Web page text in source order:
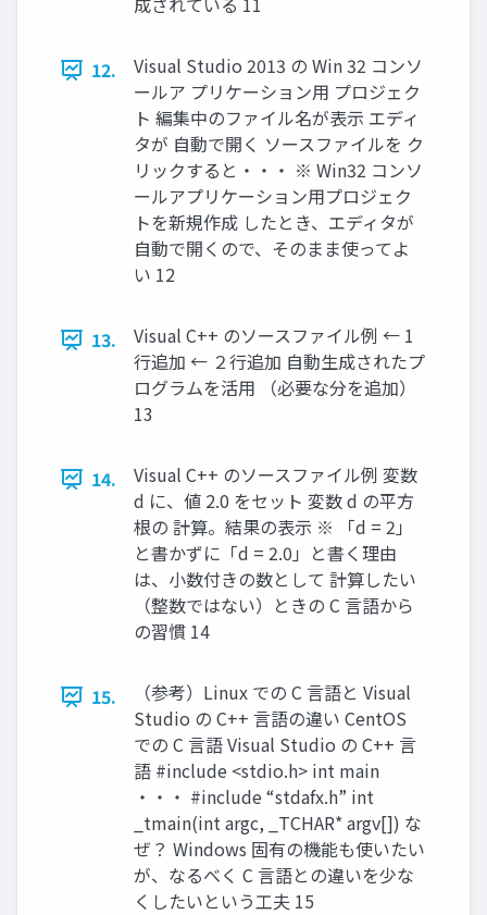
12.
Visual Studio 2013 の Win 32 コンソ
ールア プリケーション用 プロジェク
ト 編集中のファイル名が表示 エディ
タが 自動で開く ソースファイルを ク
リックすると・・・ ※ Win32 コンソ
ールアプリケーション用プロジェク
トを新規作成 したとき、エディタが
自動で開くので、そのまま使ってよ
い 12
13.
Visual C++ のソースファイル例 ← 1
行追加 ← ２行追加 自動生成されたプ
ログラムを活用 （必要な分を追加）
13
14.
Visual C++ のソースファイル例 変数
d に、値 2.0 をセット 変数 d の平方
根の 計算。結果の表示 ※ 「d = 2」
と書かずに「d = 2.0」と書く理由
は、小数付きの数として 計算したい
（整数ではない）ときの C 言語から
の習慣 14
15.
（参考）Linux での C 言語と Visual
Studio の C++ 言語の違い CentOS
での C 言語 Visual Studio の C++ 言
語 #include <stdio.h> int main
・・・ #include “stdafx.h” int
_tmain(int argc, _TCHAR* argv[]) な
ぜ？ Windows 固有の機能も使いたい
が、なるべく C 言語との違いを少な
くしたいという工夫 15